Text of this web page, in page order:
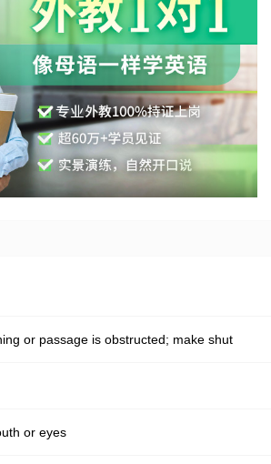
or passage is obstructed; make shut
or eyes